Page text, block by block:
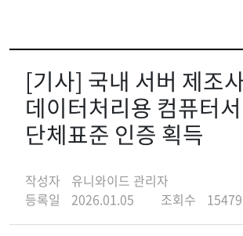
[기사] 국내 서버 제조
데이터처리용 컴퓨터
단체표준 인증 획득
작성자
유니와이드 관리자
등록일
2026.01.05 조회수 15479